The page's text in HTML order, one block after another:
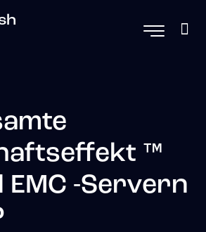
™
EMC -Servern